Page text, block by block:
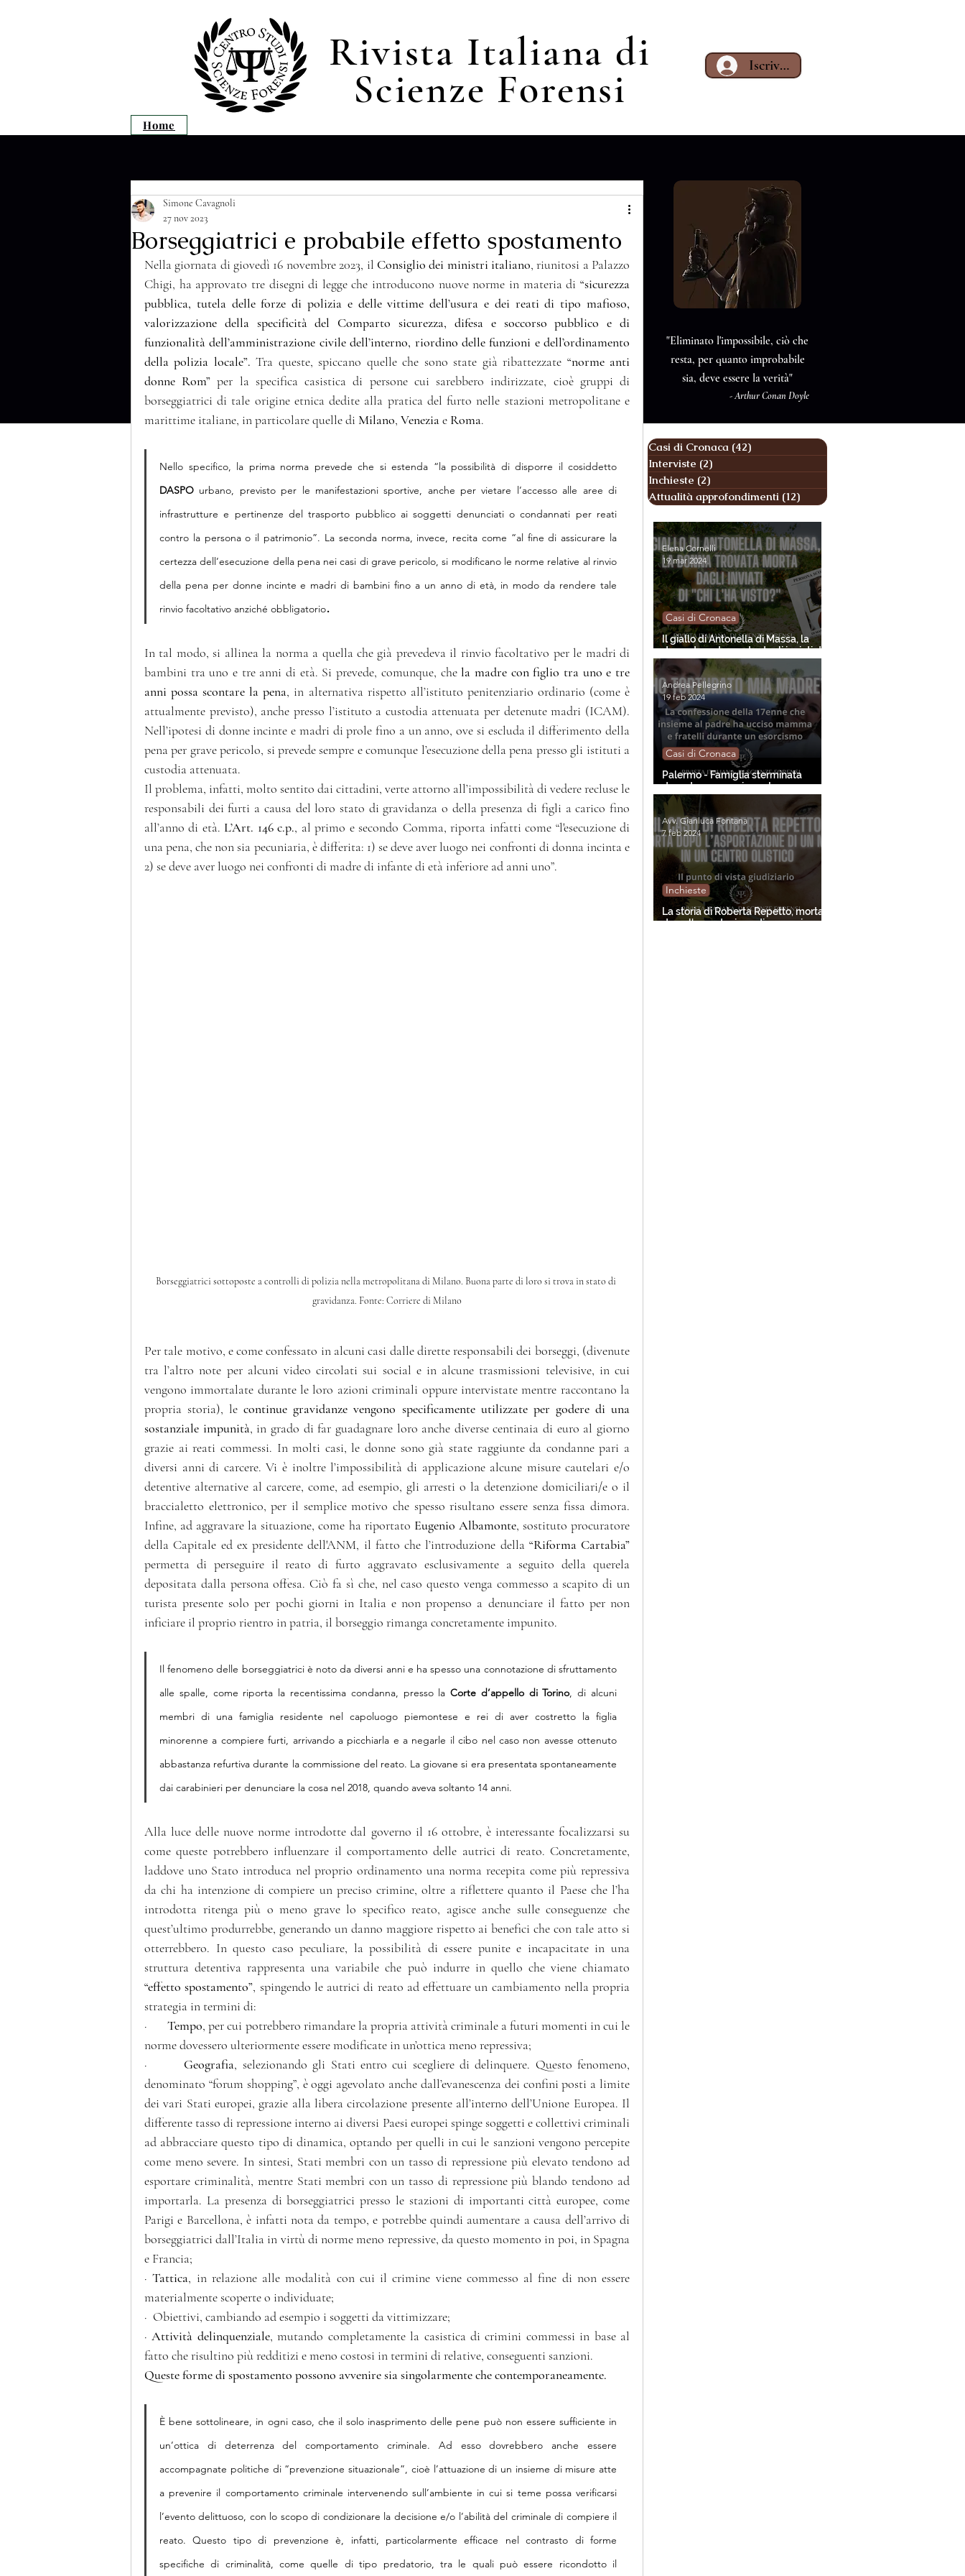
Rivista Italiana di
Scienze Forensi Iscriviti
Home
"Eliminato l'impossibile, ciò che
resta, per quanto improbabile
sia, deve essere la verità"
- Arthur Conan Doyle
Casi di Cronaca (42)
Interviste (2)
Inchieste (2)
Attualità approfondimenti (12) 12 post
Il giallo di Antonella di Massa, la
donna trovata morta dagli inviati di
"Chi l'ha visto?"
Casi di Cronaca
Elena Cornelli
19 mar 2024
Palermo - Famiglia sterminata
durante un esorcismo. La
confessione della minore
sopravvissuta.
Casi di Cronaca
Andrea Pellegrino
19 feb 2024
La storia di Roberta Repetto, morta
dopo l'asportazione di un neo in un
Inchieste
Avv. Gianluca Fontana
7 feb 2024
Borseggiatrici e probabile effetto spostamento
Simone Cavagnoli
27 nov 2023
Nella giornata di giovedì 16 novembre 2023, il Consiglio dei ministri italiano, riunitosi a Palazzo
Chigi, ha approvato tre disegni di legge che introducono nuove norme in materia di “sicurezza
pubblica, tutela delle forze di polizia e delle vittime dell’usura e dei reati di tipo mafioso,
valorizzazione della specificità del Comparto sicurezza, difesa e soccorso pubblico e di
funzionalità dell’amministrazione civile dell’interno, riordino delle funzioni e dell’ordinamento
della polizia locale”. Tra queste, spiccano quelle che sono state già ribattezzate “norme anti
donne Rom” per la specifica casistica di persone cui sarebbero indirizzate, cioè gruppi di
borseggiatrici di tale origine etnica dedite alla pratica del furto nelle stazioni metropolitane e
marittime italiane, in particolare quelle di Milano, Venezia e Roma.
DASPO urbano, previsto per le manifestazioni sportive, anche per vietare l’accesso alle aree di
infrastrutture e pertinenze del trasporto pubblico ai soggetti denunciati o condannati per reati
contro la persona o il patrimonio”. La seconda norma, invece, recita come “al fine di assicurare la
certezza dell’esecuzione della pena nei casi di grave pericolo, si modificano le norme relative al rinvio
della pena per donne incinte e madri di bambini fino a un anno di età, in modo da rendere tale
rinvio facoltativo anziché obbligatorio.
In tal modo, si allinea la norma a quella che già prevedeva il rinvio facoltativo per le madri di
bambini tra uno e tre anni di età. Si prevede, comunque, che la madre con figlio tra uno e tre
anni possa scontare la pena, in alternativa rispetto all’istituto penitenziario ordinario (come è
attualmente previsto), anche presso l’istituto a custodia attenuata per detenute madri (ICAM).
Nell’ipotesi di donne incinte e madri di prole fino a un anno, ove si escluda il differimento della
pena per grave pericolo, si prevede sempre e comunque l’esecuzione della pena presso gli istituti a
custodia attenuata.
Il problema, infatti, molto sentito dai cittadini, verte attorno all’impossibilità di vedere recluse le
responsabili dei furti a causa del loro stato di gravidanza o della presenza di figli a carico fino
all’anno di età. L’Art. 146 c.p., al primo e secondo Comma, riporta infatti come “l'esecuzione di
una pena, che non sia pecuniaria, è differita: 1) se deve aver luogo nei confronti di donna incinta e
2) se deve aver luogo nei confronti di madre di infante di età inferiore ad anni uno”.
Borseggiatrici sottoposte a controlli di polizia nella metropolitana di Milano. Buona parte di loro si trova in stato di
gravidanza. Fonte: Corriere di Milano
Per tale motivo, e come confessato in alcuni casi dalle dirette responsabili dei borseggi, (divenute
tra l’altro note per alcuni video circolati sui social e in alcune trasmissioni televisive, in cui
vengono immortalate durante le loro azioni criminali oppure intervistate mentre raccontano la
propria storia), le continue gravidanze vengono specificamente utilizzate per godere di una
sostanziale impunità, in grado di far guadagnare loro anche diverse centinaia di euro al giorno
grazie ai reati commessi. In molti casi, le donne sono già state raggiunte da condanne pari a
diversi anni di carcere. Vi è inoltre l’impossibilità di applicazione alcune misure cautelari e/o
detentive alternative al carcere, come, ad esempio, gli arresti o la detenzione domiciliari/e o il
braccialetto elettronico, per il semplice motivo che spesso risultano essere senza fissa dimora.
Infine, ad aggravare la situazione, come ha riportato Eugenio Albamonte, sostituto procuratore
della Capitale ed ex presidente dell'ANM, il fatto che l’introduzione della
permetta di perseguire il reato di furto aggravato esclusivamente a seguito della querela
depositata dalla persona offesa. Ciò fa sì che, nel caso questo venga commesso a scapito di un
turista presente solo per pochi giorni in Italia e non propenso a denunciare il fatto per non
inficiare il proprio rientro in patria, il borseggio rimanga concretamente impunito.
Il fenomeno delle borseggiatrici è noto da diversi anni e ha spesso una connotazione di sfruttamento
alle spalle, come riporta la recentissima condanna, presso la Corte d’appello di Torino, di alcuni
membri di una famiglia residente nel capoluogo piemontese e rei di aver costretto la figlia
minorenne a compiere furti, arrivando a picchiarla e a negarle il cibo nel caso non avesse ottenuto
abbastanza refurtiva durante la commissione del reato. La giovane si era presentata spontaneamente
dai carabinieri per denunciare la cosa nel 2018, quando aveva soltanto 14 anni.
Alla luce delle nuove norme introdotte dal governo il 16 ottobre, è interessante focalizzarsi su
come queste potrebbero influenzare il comportamento delle autrici di reato. Concretamente,
laddove uno Stato introduca nel proprio ordinamento una norma recepita come più repressiva
da chi ha intenzione di compiere un preciso crimine, oltre a riflettere quanto il Paese che l’ha
introdotta ritenga più o meno grave lo specifico reato, agisce anche sulle conseguenze che
quest’ultimo produrrebbe, generando un danno maggiore rispetto ai benefici che con tale atto si
otterrebbero. In questo caso peculiare, la possibilità di essere punite e incapacitate in una
“effetto spostamento”, spingendo le autrici di reato ad effettuare un cambiamento nella propria
strategia in termini di:
·
Tempo, per cui potrebbero rimandare la propria attività criminale a futuri momenti in cui le
norme dovessero ulteriormente essere modificate in un’ottica meno repressiva;
·
Geografia, selezionando gli Stati entro cui scegliere di delinquere. Questo fenomeno,
denominato “forum shopping”, è oggi agevolato anche dall’evanescenza dei confini posti a limite
dei vari Stati europei, grazie alla libera circolazione presente all’interno dell’Unione Europea. Il
differente tasso di repressione interno ai diversi Paesi europei spinge soggetti e collettivi criminali
ad abbracciare questo tipo di dinamica, optando per quelli in cui le sanzioni vengono percepite
come meno severe. In sintesi, Stati membri con un tasso di repressione più elevato tendono ad
esportare criminalità, mentre Stati membri con un tasso di repressione più blando tendono ad
importarla. La presenza di borseggiatrici presso le stazioni di importanti città europee, come
Parigi e Barcellona, è infatti nota da tempo, e potrebbe quindi aumentare a causa dell’arrivo di
borseggiatrici dall’Italia in virtù di norme meno repressive, da questo momento in poi, in Spagna
e Francia;
· Tattica, in relazione alle modalità con cui il crimine viene commesso al fine di non essere
materialmente scoperte o individuate;
·  Obiettivi, cambiando ad esempio i soggetti da vittimizzare;
· Attività delinquenziale, mutando completamente la casistica di crimini commessi in base al
fatto che risultino più redditizi e meno costosi in termini di relative, conseguenti sanzioni.
Queste forme di spostamento possono avvenire sia singolarmente che contemporaneamente.
È bene sottolineare, in ogni caso, che il solo inasprimento delle pene può non essere sufficiente in
un’ottica di deterrenza del comportamento criminale. Ad esso dovrebbero anche essere
accompagnate politiche di “prevenzione situazionale”, cioè l’attuazione di un insieme di misure atte
a prevenire il comportamento criminale intervenendo sull’ambiente in cui si teme possa verificarsi
l’evento delittuoso, con lo scopo di condizionare la decisione e/o l’abilità del criminale di compiere il
reato. Questo tipo di prevenzione è, infatti, particolarmente efficace nel contrasto di forme
specifiche di criminalità, come quelle di tipo predatorio, tra le quali può essere ricondotto il